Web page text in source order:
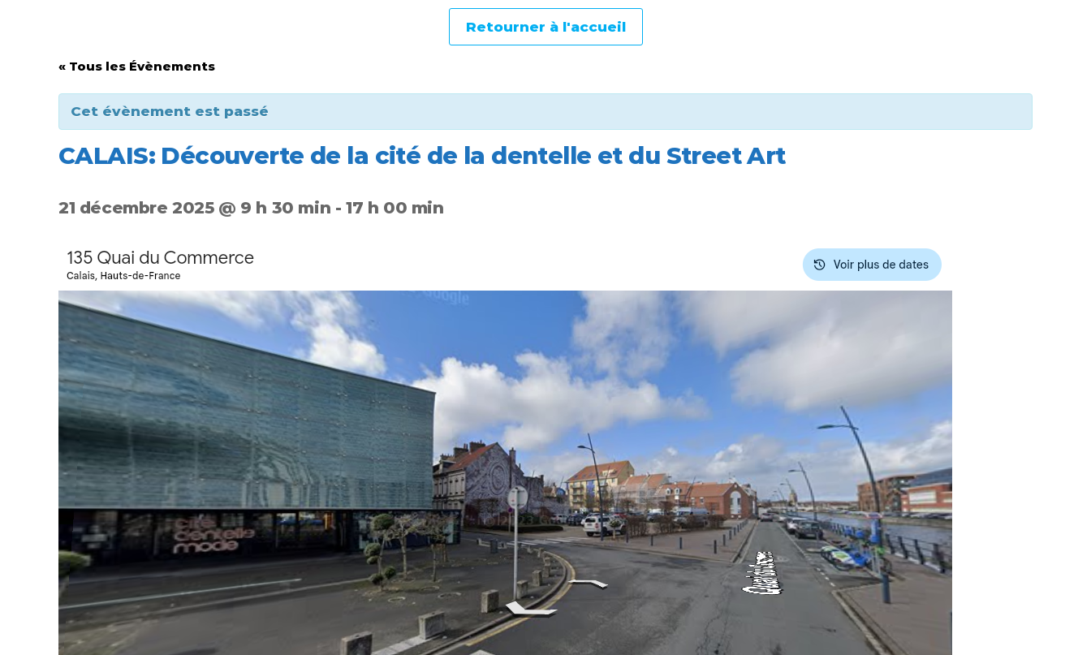
Retourner à l'accueil
« Tous les Évènements
Cet évènement est passé
CALAIS: Découverte de la cité de la dentelle et du Street Art
21 décembre 2025 @ 9 h 30 min - 17 h 00 min